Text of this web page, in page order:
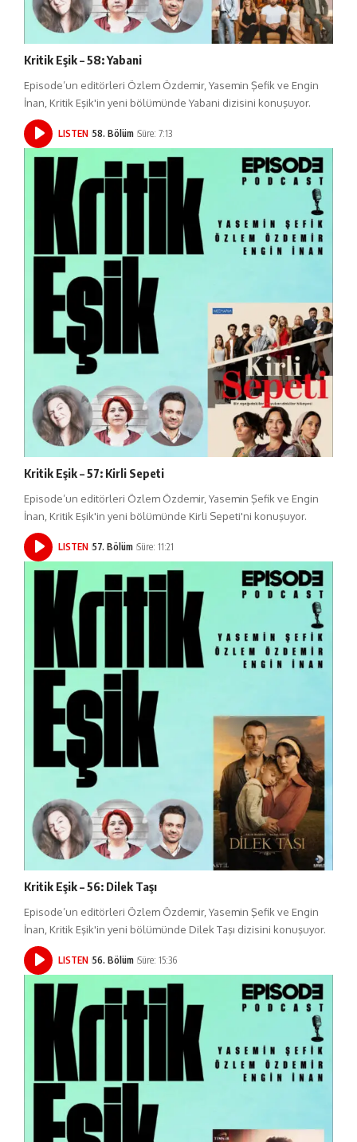
Kritik Eşik – 58: Yabani
Episode’un editörleri Özlem Özdemir, Yasemin Şefik ve Engin
İnan, Kritik Eşik'in yeni bölümünde Yabani dizisini konuşuyor.
LISTEN 58. Bölüm Süre: 7:13
Kritik Eşik – 57: Kirli Sepeti
Episode’un editörleri Özlem Özdemir, Yasemin Şefik ve Engin
İnan, Kritik Eşik'in yeni bölümünde Kirli Sepeti'ni konuşuyor.
LISTEN 57. Bölüm Süre: 11:21
Kritik Eşik – 56: Dilek Taşı
Episode’un editörleri Özlem Özdemir, Yasemin Şefik ve Engin
İnan, Kritik Eşik'in yeni bölümünde Dilek Taşı dizisini konuşuyor.
LISTEN 56. Bölüm Süre: 15:36